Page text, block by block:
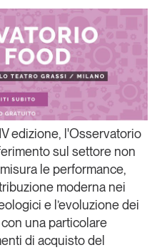
Newsletter
edizione, l'Osservatorio
sul settore non
le performance,
moderna nei
e l’evoluzione dei
una particolare
di acquisto del